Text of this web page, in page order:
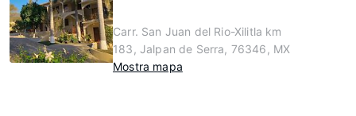
Carr. San Juan del Rio-Xilitla km
183, Jalpan de Serra, 76346, MX
Mostra mapa